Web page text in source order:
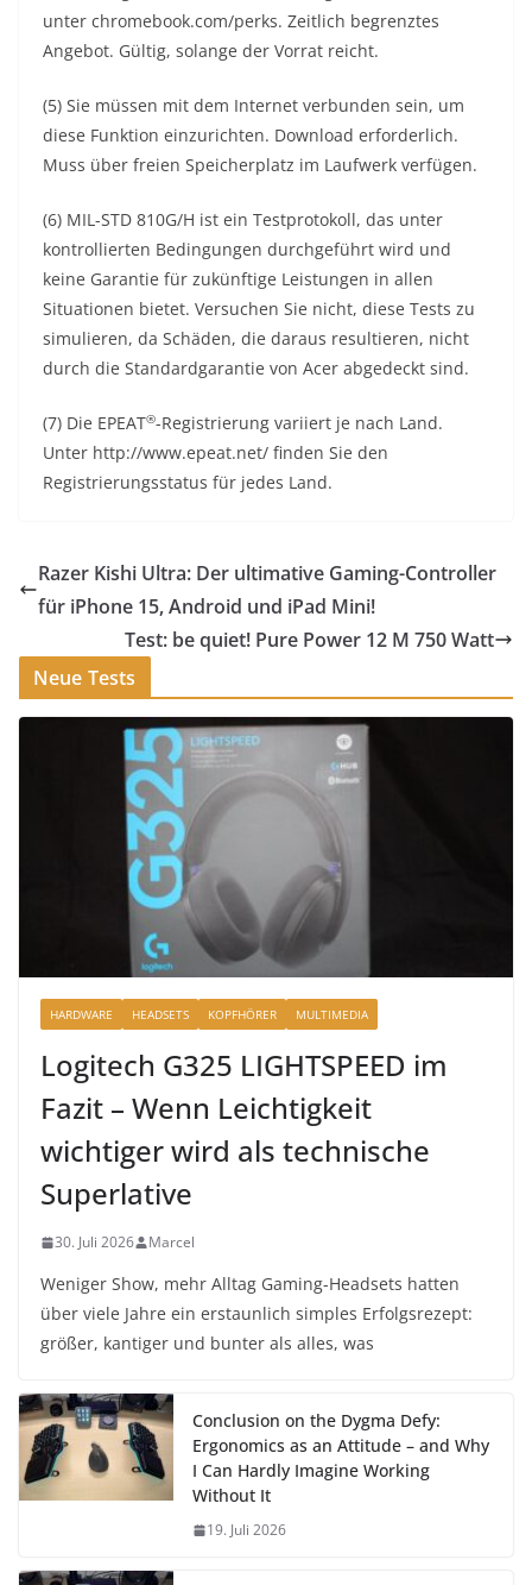
unter chromebook.com/perks. Zeitlich begrenztes
Angebot. Gültig, solange der Vorrat reicht.
(5) Sie müssen mit dem Internet verbunden sein, um
diese Funktion einzurichten. Download erforderlich.
Muss über freien Speicherplatz im Laufwerk verfügen.
(6) MIL-STD 810G/H ist ein Testprotokoll, das unter
kontrollierten Bedingungen durchgeführt wird und
keine Garantie für zukünftige Leistungen in allen
Situationen bietet. Versuchen Sie nicht, diese Tests zu
simulieren, da Schäden, die daraus resultieren, nicht
durch die Standardgarantie von Acer abgedeckt sind.
(7) Die EPEAT®-Registrierung variiert je nach Land.
Unter http://www.epeat.net/ finden Sie den
Registrierungsstatus für jedes Land.
Razer Kishi Ultra: Der ultimative Gaming-Controller
für iPhone 15, Android und iPad Mini!
Test: be quiet! Pure Power 12 M 750 Watt
Neue Tests
HARDWARE HEADSETS KOPFHÖRER MULTIMEDIA
Logitech G325 LIGHTSPEED im
Fazit – Wenn Leichtigkeit
wichtiger wird als technische
Superlative
30. Juli 2026 Marcel
Weniger Show, mehr Alltag Gaming-Headsets hatten
über viele Jahre ein erstaunlich simples Erfolgsrezept:
größer, kantiger und bunter als alles, was
Conclusion on the Dygma Defy:
Ergonomics as an Attitude – and Why
I Can Hardly Imagine Working
Without It
19. Juli 2026